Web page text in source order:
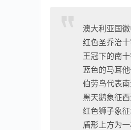
澳大利亚国
红色圣乔治十
王冠下的南
蓝色的马耳
伯劳鸟代表南
黑天鹅象征西
红色狮子象征
盾形上方为